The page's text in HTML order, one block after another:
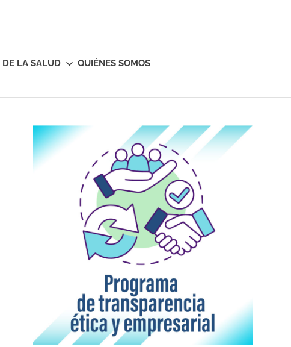
DE LA SALUD QUIÉNES SOMOS